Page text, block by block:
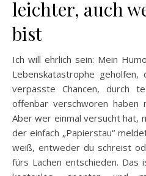
leichter, auch
bist
Ich will ehrlich sein: Mein
Lebenskatastrophe geholfen,
verpasste Chancen, durch
offenbar verschworen haben
Aber wer einmal versucht hat,
der einfach „Papierstau“
weiß, entweder du schreist
fürs Lachen entschieden.